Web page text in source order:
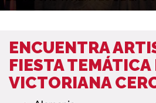
ENCUENTRA
FIESTA TEMÁTICA
VICTORIANA